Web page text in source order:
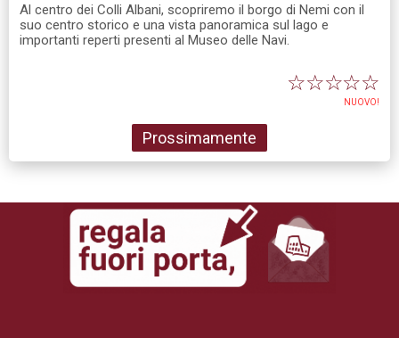
Al centro dei Colli Albani, scopriremo il borgo di Nemi con il
suo centro storico e una vista panoramica sul lago e
importanti reperti presenti al Museo delle Navi.
☆☆☆☆☆
NUOVO!
Prossimamente